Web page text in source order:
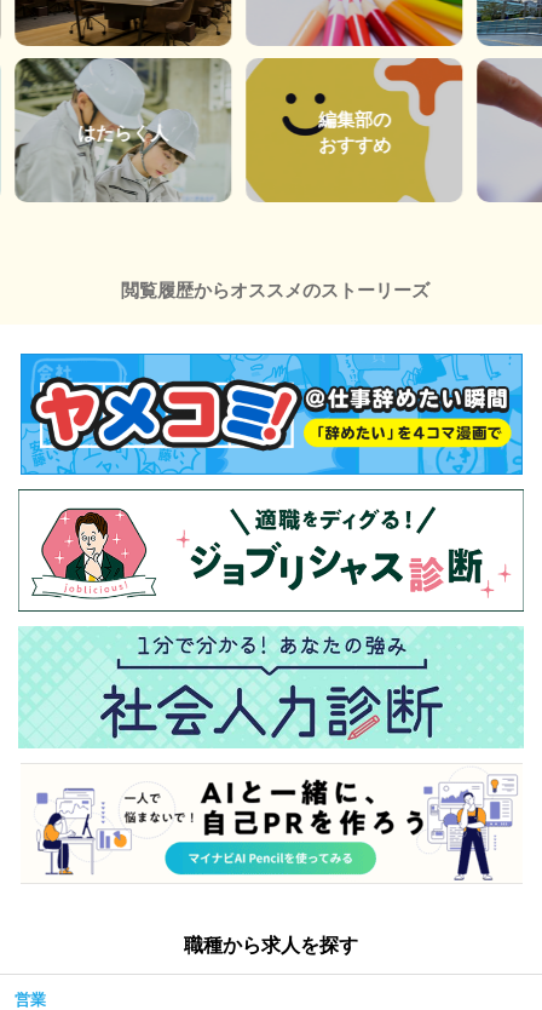
はたらく人
編集部の
おすすめ
閲覧履歴からオススメのストーリーズ
職種から求人を探す
営業